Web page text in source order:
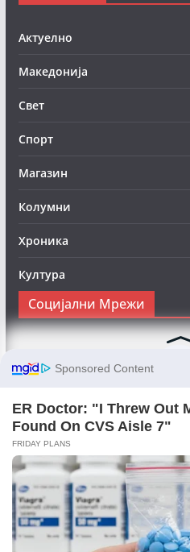
Актуелно
Македонија
Свет
Спорт
Магазин
Колумни
Хроника
Култура
Социјални Мрежи
Следете нè на Фејсбук за